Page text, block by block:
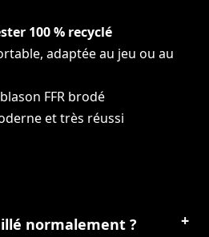
100 % recyclé
adaptée au jeu ou au
FFR brodé
et très réussi
normalement ?